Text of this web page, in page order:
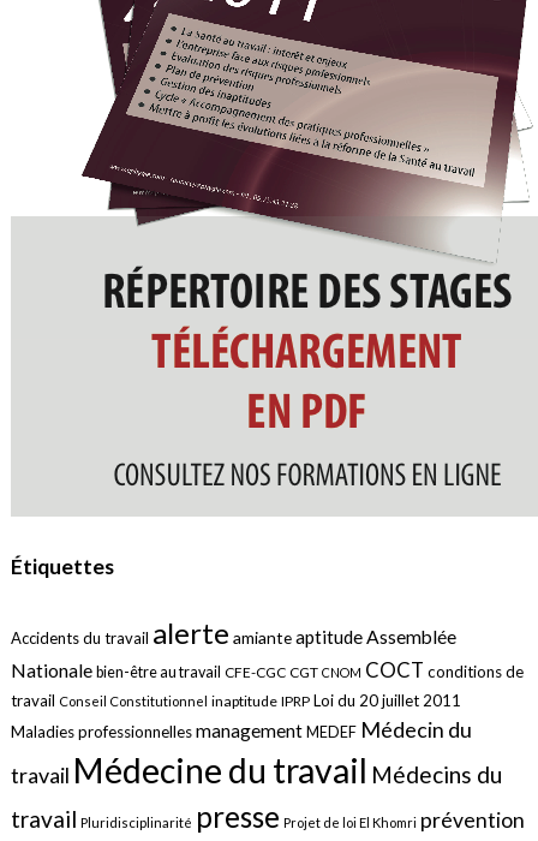
Étiquettes
Accidents du travail alerte amianteaptitude Assemblée
Nationale bien-être au travail CFE-CGC CGT CNOM COCT conditions de
travail Conseil Constitutionnel inaptitude IPRP Loi du 20 juillet 2011
Maladies professionnellesmanagement MEDEF Médecin du
travail Médecine du travail Médecins du
travail Pluridisciplinarité presse Projet de loi El Khomri prévention